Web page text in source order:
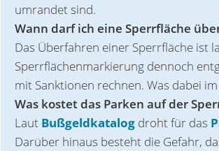
umrandet sind.
Wann darf ich eine Sperrfläche
Das Überfahren einer Sperrfläche ist
Sperrflächenmarkierung dennoch
mit Sanktionen rechnen. Was dabei
Was kostet das Parken auf der
Laut Bußgeldkatalog droht für das
Darüber hinaus besteht die Gefahr,